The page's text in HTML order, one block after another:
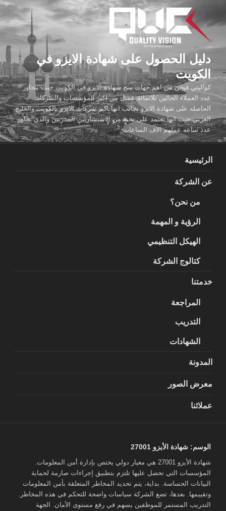
المحتوى
دليل الحصول على شهادة الايزو في
الكويت
كواليتي فيجن من اهم جهات منح شهادة الايزو في الكويت حيث يتجاوز
عدد العملاء الحالين ثلاثمائة عميل من اكبر المؤسسات والشركات
الحاصله على شهادة الايزو بجانب انها اكبر شركات الايزو بالكويت والخليج
العربي حيث انها تعتمد على نخبة من الاستشاريين المدربين والذي تجاوز
عدد ساعه عملهم الاف الساعات
الرئيسية
عن الشركة
من نحن؟
الرؤية و المهمة
الهيكل التنظيمي
كتالوج الشركة
خدمتنا
المراجعة
التدريب
الشهادات
المدونة
معرض الصور
عملائنا
الوسم: شهادة الأيزو 27001
شهادة الأيزو 27001 هي معيار دولي يختص بإدارة أمن المعلومات.
المؤسسات التي تحصل عليها تلتزم بتطبيق إجراءات صارمة لحماية
البيانات الحساسة. بداية، يتم تحديد المخاطر المتعلقة بأمن المعلومات
وتقييمها. بعدها، تضع الشركة سياسات واضحة للتحكم في هذه المخاطر.
التدريب المستمر للموظفين يسهم في رفع مستوى الأمان. الجهة